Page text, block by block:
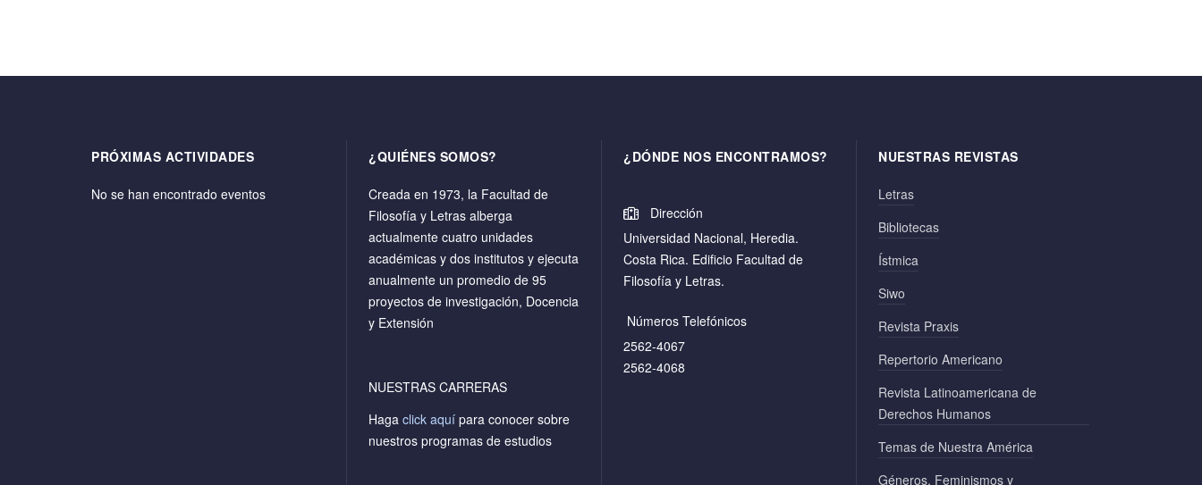
PRÓXIMAS ACTIVIDADES
No se han encontrado eventos
¿QUIÉNES SOMOS?
Creada en 1973, la Facultad de
Filosofía y Letras alberga
actualmente cuatro unidades
académicas y dos institutos y ejecuta
anualmente un promedio de 95
proyectos de investigación, Docencia
y Extensión
NUESTRAS CARRERAS
Haga click aquí para conocer sobre
nuestros programas de estudios
¿DÓNDE NOS ENCONTRAMOS?
Dirección
Universidad Nacional, Heredia.
Costa Rica. Edificio Facultad de
Filosofía y Letras.
Números Telefónicos
2562-4067
2562-4068
NUESTRAS REVISTAS
Letras
Bibliotecas
Ístmica
Siwo
Revista Praxis
Repertorio Americano
Revista Latinoamericana de
Derechos Humanos
Temas de Nuestra América
Géneros, Feminismos y